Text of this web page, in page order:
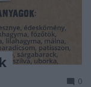
0